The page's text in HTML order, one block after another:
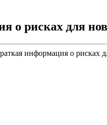
о рисках для